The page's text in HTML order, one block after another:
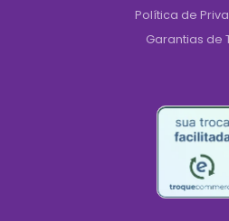
Política de
Garantias de